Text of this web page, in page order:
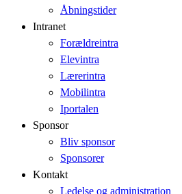
Åbningstider
Intranet
Forældreintra
Elevintra
Lærerintra
Mobilintra
Iportalen
Sponsor
Bliv sponsor
Sponsorer
Kontakt
Ledelse og administration